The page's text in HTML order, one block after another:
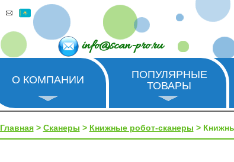
info@scan-pro.ru
О КОМПАНИИ
ПОПУЛЯРНЫЕ
ТОВАРЫ
Главная> Сканеры > Книжные робот-сканеры >